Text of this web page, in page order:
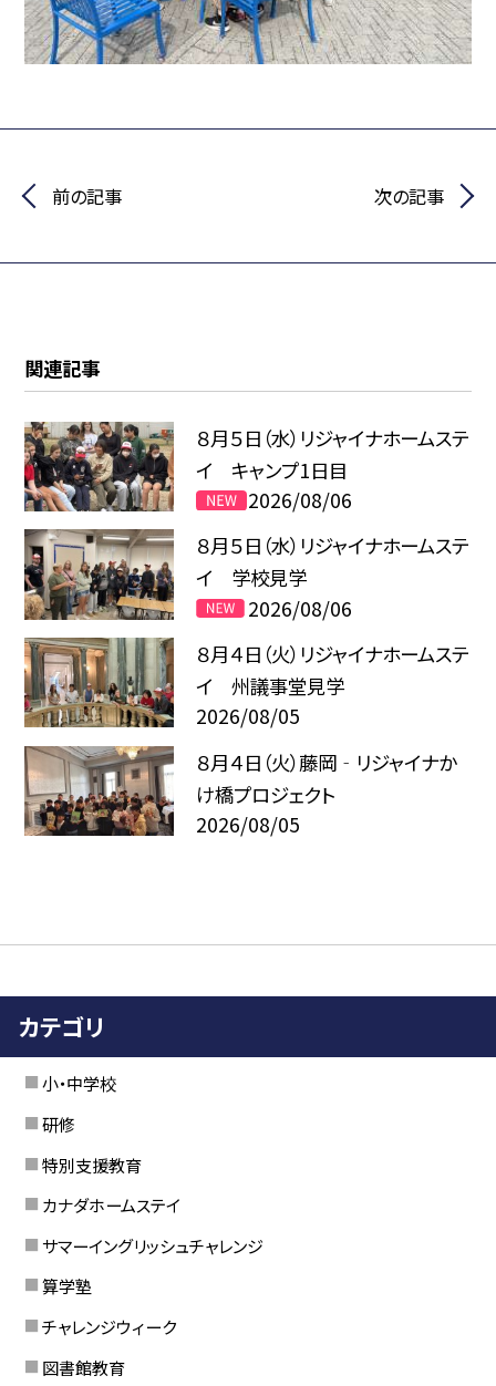
前の記事 次の記事
関連記事
８月５日（水）リジャイナホームステ
イ キャンプ1日目
2026/08/06
８月５日（水）リジャイナホームステ
イ 学校見学
2026/08/06
８月４日（火）リジャイナホームステ
イ 州議事堂見学
2026/08/05
８月４日（火）藤岡‐リジャイナか
け橋プロジェクト
2026/08/05
カテゴリ
小・中学校
研修
特別支援教育
カナダホームステイ
サマーイングリッシュチャレンジ
算学塾
チャレンジウィーク
図書館教育